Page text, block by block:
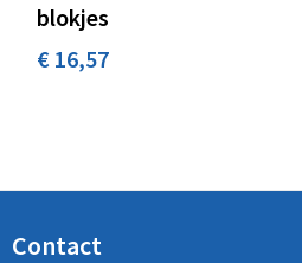
blokjes
€ 16,57
Contact